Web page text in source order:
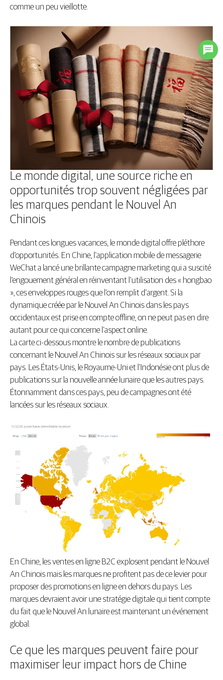
comme un peu vieillotte.
Le monde digital, une source riche en
opportunités trop souvent négligées par
les marques pendant le Nouvel An
Chinois
Pendant ces longues vacances, le monde digital offre pléthore
d’opportunités. En Chine, l’application mobile de messagerie
WeChat a lancé une brillante campagne marketing qui a suscité
l’engouement général en réinventant l’utilisation des « hongbao
», ces enveloppes rouges que l’on remplit d’argent. Si la
dynamique créée par le Nouvel An Chinois dans les pays
occidentaux est prise en compte offline, on ne peut pas en dire
autant pour ce qui concerne l’aspect online.
La carte ci-dessous montre le nombre de publications
concernant le Nouvel An Chinois sur les réseaux sociaux par
pays. Les États-Unis, le Royaume-Uni et l’Indonésie ont plus de
publications sur la nouvelle année lunaire que les autres pays.
Étonnamment dans ces pays, peu de campagnes ont été
lancées sur les réseaux sociaux.
En Chine, les ventes en ligne B2C explosent pendant le Nouvel
An Chinois mais les marques ne profitent pas de ce levier pour
proposer des promotions en ligne en dehors du pays. Les
marques devraient avoir une stratégie digitale qui tient compte
du fait que le Nouvel An lunaire est maintenant un événement
global.
Ce que les marques peuvent faire pour
maximiser leur impact hors de Chine